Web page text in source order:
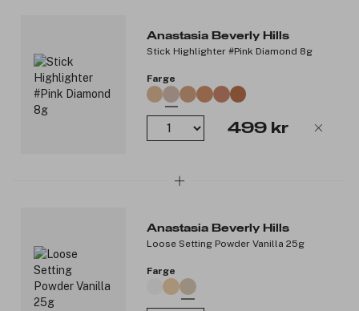
Anastasia Beverly Hills
Stick Highlighter #Pink Diamond 8g
Farge
499 kr
Anastasia Beverly Hills
Loose Setting Powder Vanilla 25g
Farge